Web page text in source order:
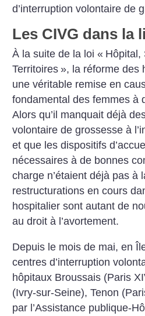
d’interruption volontaire de
Les CIVG dans la
À la suite de la loi « Hôpital,
Territoires », la réforme des
une véritable remise en
fondamental des femmes à
Alors qu’il manquait déjà
volontaire de grossesse à
et que les dispositifs
nécessaires à de bonnes
charge n’étaient déjà pas à
restructurations en cours
hospitalier sont autant de
au droit à l’avortement.
Depuis le mois de mai, en
centres d’interruption
hôpitaux Broussais (Paris
(Ivry-sur-Seine), Tenon
par l’Assistance publique-